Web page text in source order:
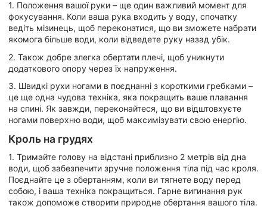
1. Положення вашої руки – ще один важливий момент для
фокусування. Коли ваша рука входить у воду, спочатку
ведіть мізинець, щоб переконатися, що ви зможете набрати
якомога більше води, коли відведете руку назад убік.
2. Також добре злегка обертати плечі, щоб уникнути
додаткового опору через їх напруження.
3. Швидкі рухи ногами в поєднанні з короткими гребками –
це ще одна чудова техніка, яка покращить ваше плавання
на спині. Як завжди, переконайтеся, що ви відштовхуєте
ногами поверхню води, щоб максимізувати свою енергію.
Кроль на грудях
1. Тримайте голову на відстані приблизно 2 метрів від дна
води, щоб забезпечити зручне положення тіла під час кроля.
Поєднайте це з обертанням, коли ви тягнете воду перед
собою, і ваша техніка покращиться. Гарне вигинання рук
також допоможе створити природне обертання вашого тіла.